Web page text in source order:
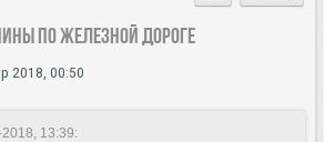
по железной дороге
2018, 00:50
13:39: